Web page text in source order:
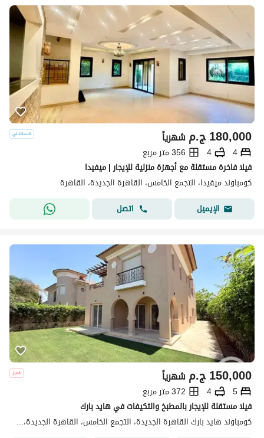
ج.م180,000 شهرياً
4
4
356 متر مربع
فيلا فاخرة مستقلة مع أجهزة منزلية للإيجار | ميفيدا
كومباوند ميفيدا، التجمع الخامس، القاهرة الجديدة، القاهرة
الإيميل
اتصل
ج.م150,000 شهرياً
5
4
372 متر مربع
فيلا مستقلة للإيجار بالمطبخ والتكيفات في هايد بارك
كومباوند هايد بارك القاهرة الجديدة، التجمع الخامس، القاهرة الجديدة، القاهرة